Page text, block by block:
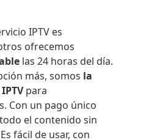
IPTV es
ofrecemos
las 24 horas del día.
más, somos la
para
Con un pago único
el contenido sin
fácil de usar, con